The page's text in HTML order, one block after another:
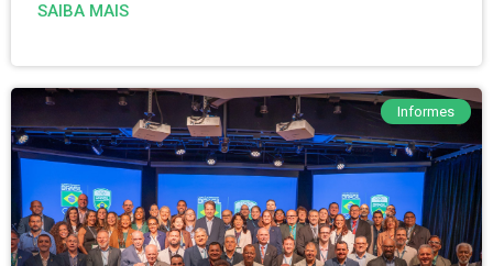
SAIBA MAIS
Informes